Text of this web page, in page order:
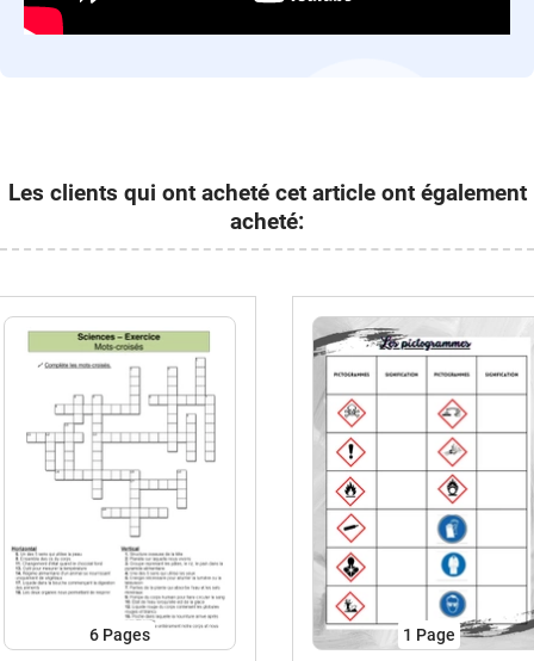
Les clients qui ont acheté cet article ont également
acheté:
6 Pages 1 Page